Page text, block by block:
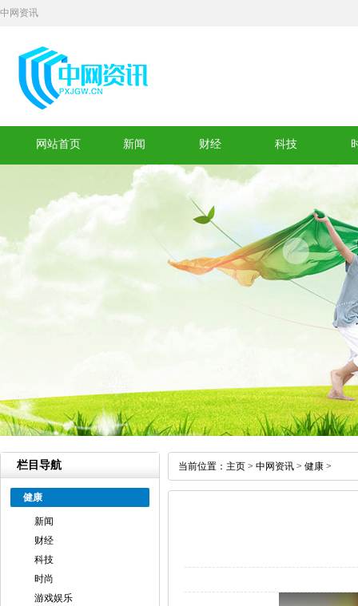
中网资讯
网站首页 新闻 财经 科技
栏目导航
健康
新闻
财经
科技
时尚
游戏娱乐
当前位置： 主页 > 中网资讯 > 健康 >